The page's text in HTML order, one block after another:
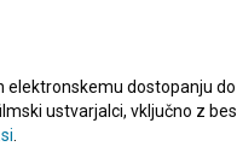
si dostopanju
ustvarjalci, vključno z